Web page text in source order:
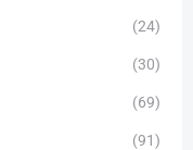
(24)
(30)
(69)
(91)